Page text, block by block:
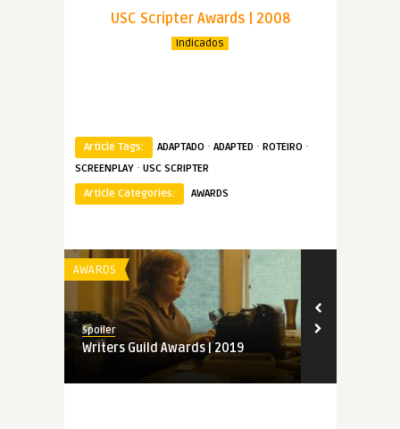
USC Scripter Awards | 2008
Indicados
Article Tags: ADAPTADO · ADAPTED · ROTEIRO ·
SCREENPLAY · USC SCRIPTER
Article Categories:
AWARDS
AWARDS
Spoiler
Writers Guild Awards | 2019